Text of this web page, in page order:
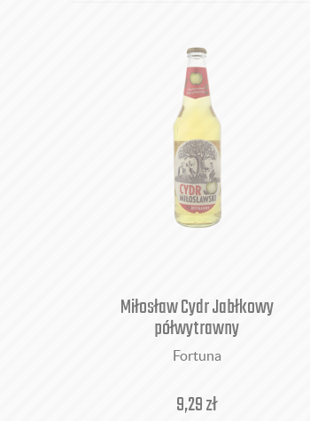
Miłosław Cydr Jabłkowy
półwytrawny
Fortuna
9,29zł